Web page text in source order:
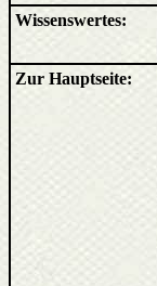
Wissenswertes:
Zur Hauptseite: